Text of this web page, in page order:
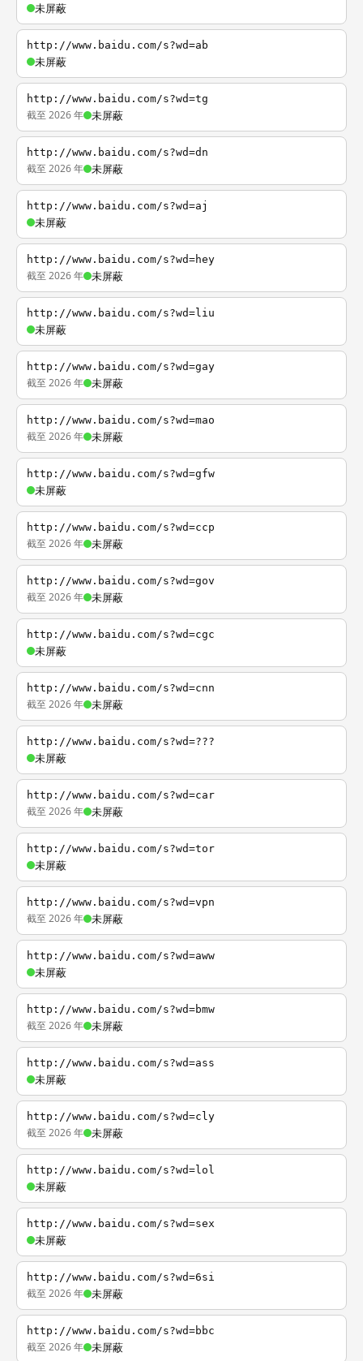
未屏蔽
http://www.baidu.com/s?wd=ab
未屏蔽
http://www.baidu.com/s?wd=tg
截至 2026 年 未屏蔽
http://www.baidu.com/s?wd=dn
截至 2026 年 未屏蔽
http://www.baidu.com/s?wd=aj
未屏蔽
http://www.baidu.com/s?wd=hey
截至 2026 年 未屏蔽
http://www.baidu.com/s?wd=liu
未屏蔽
http://www.baidu.com/s?wd=gay
截至 2026 年 未屏蔽
http://www.baidu.com/s?wd=mao
截至 2026 年 未屏蔽
http://www.baidu.com/s?wd=gfw
未屏蔽
http://www.baidu.com/s?wd=ccp
截至 2026 年 未屏蔽
http://www.baidu.com/s?wd=gov
截至 2026 年 未屏蔽
http://www.baidu.com/s?wd=cgc
未屏蔽
http://www.baidu.com/s?wd=cnn
截至 2026 年 未屏蔽
http://www.baidu.com/s?wd=???
未屏蔽
http://www.baidu.com/s?wd=car
截至 2026 年 未屏蔽
http://www.baidu.com/s?wd=tor
未屏蔽
http://www.baidu.com/s?wd=vpn
截至 2026 年 未屏蔽
http://www.baidu.com/s?wd=aww
未屏蔽
http://www.baidu.com/s?wd=bmw
截至 2026 年 未屏蔽
http://www.baidu.com/s?wd=ass
未屏蔽
http://www.baidu.com/s?wd=cly
截至 2026 年 未屏蔽
http://www.baidu.com/s?wd=lol
未屏蔽
http://www.baidu.com/s?wd=sex
未屏蔽
http://www.baidu.com/s?wd=6si
截至 2026 年 未屏蔽
http://www.baidu.com/s?wd=bbc
截至 2026 年 未屏蔽